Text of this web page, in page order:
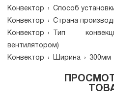
Конвектор
› Способ
Конвектор
› Страна
Конвектор
› Тип
вентилятором)
Конвектор
› Ширина › 300мм